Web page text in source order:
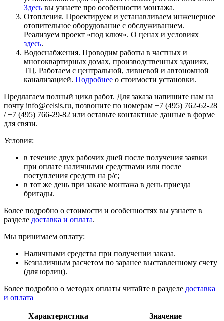
Здесь вы узнаете про особенности монтажа.
Отопления. Проектируем и устанавливаем инженерное
отопительное оборудование с обслуживанием.
Реализуем проект «под ключ». О ценах и условиях
здесь.
Водоснабжения. Проводим работы в частных и
многоквартирных домах, производственных зданиях,
ТЦ. Работаем с центральной, ливневой и автономной
канализацией. Подробнее о стоимости установки.
Предлагаем полный цикл работ. Для заказа напишите нам на
почту info@celsis.ru, позвоните по номерам +7 (495) 762-62-28
/ +7 (495) 766-29-82 или оставьте контактные данные в форме
для связи.
Условия:
в течение двух рабочих дней после получения заявки
при оплате наличными средствами или после
поступления средств на р/с;
в тот же день при заказе монтажа в день приезда
бригады.
Более подробно о стоимости и особенностях вы узнаете в
разделе доставка и оплата.
Мы принимаем оплату:
Наличными средства при получении заказа.
Безналичным расчетом по заранее выставленному счету
(для юрлиц).
Более подробно о методах оплаты читайте в разделе доставка
и оплата
Характеристика
Значение